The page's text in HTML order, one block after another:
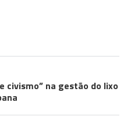
civismo” na gestão do lixo